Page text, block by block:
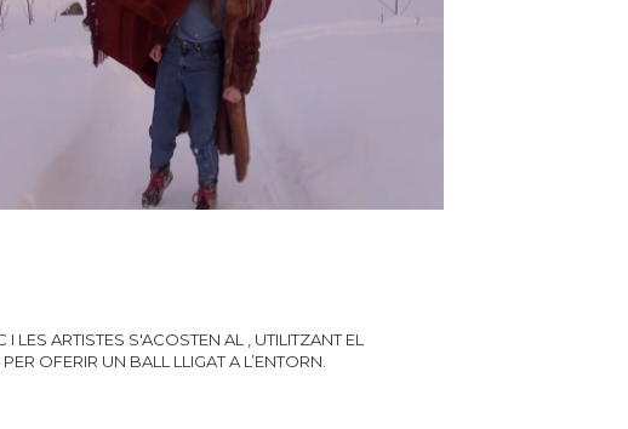
LES ARTISTES S'ACOSTEN AL , UTILITZANT EL
OFERIR UN BALL LLIGAT A L’ENTORN.